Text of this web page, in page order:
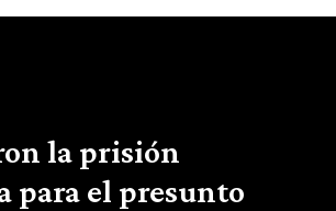
la prisión
para el presunto